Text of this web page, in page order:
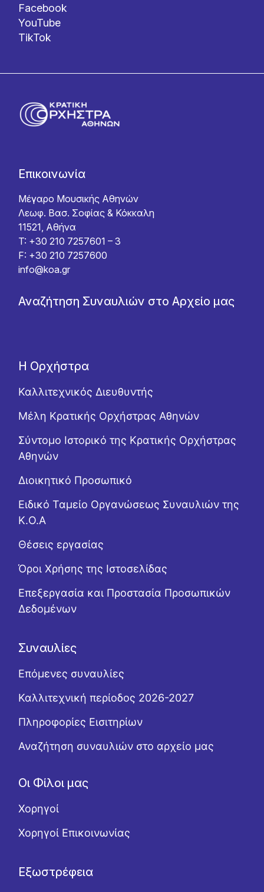
Facebook
YouTube
TikTok
Επικοινωνία
Μέγαρο Μουσικής Αθηνών
Λεωφ. Βασ. Σοφίας & Κόκκαλη
11521, Αθήνα
T: +30 210 7257601 – 3
F: +30 210 7257600
info@koa.gr
Αναζήτηση Συναυλιών στο Αρχείο μας
Η Ορχήστρα
Καλλιτεχνικός Διευθυντής
Μέλη Κρατικής Ορχήστρας Αθηνών
Σύντομο Ιστορικό της Κρατικής Ορχήστρας
Αθηνών
Διοικητικό Προσωπικό
Ειδικό Ταμείο Οργανώσεως Συναυλιών της
Κ.Ο.Α
Θέσεις εργασίας
Όροι Χρήσης της Ιστοσελίδας
Επεξεργασία και Προστασία Προσωπικών
Δεδομένων
Συναυλίες
Επόμενες συναυλίες
Καλλιτεχνική περίοδος 2026-2027
Πληροφορίες Εισιτηρίων
Αναζήτηση συναυλιών στο αρχείο μας
Οι Φίλοι μας
Χορηγοί
Χορηγοί Επικοινωνίας
Εξωστρέφεια